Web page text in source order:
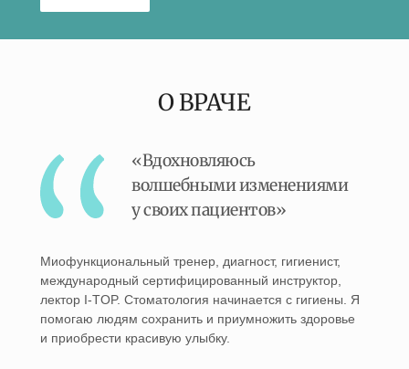
О ВРАЧЕ
«Вдохновляюсь
волшебными изменениями
у своих пациентов»
Миофункциональный тренер, диагност, гигиенист,
международный сертифицированный инструктор,
лектор I-TOP. Стоматология начинается с гигиены. Я
помогаю людям сохранить и приумножить здоровье
и приобрести красивую улыбку.